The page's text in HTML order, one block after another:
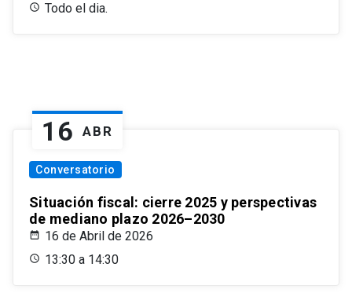
Todo el dia.
16 ABR
Conversatorio
Situación fiscal: cierre 2025 y perspectivas
de mediano plazo 2026–2030
16 de Abril de 2026
13:30 a 14:30